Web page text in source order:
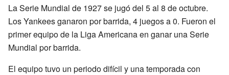
La Serie Mundial de 1927 se jugó del 5 al 8 de octubre.
Los Yankees ganaron por barrida, 4 juegos a 0. Fueron el
primer equipo de la Liga Americana en ganar una Serie
Mundial por barrida.
El equipo tuvo un periodo difícil y una temporada con